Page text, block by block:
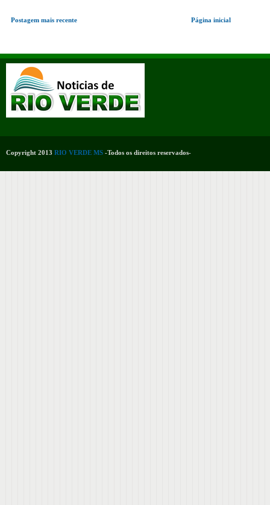
Postagem mais recente Página inicial
Copyright 2013 RIO VERDE MS -Todos os direitos reservados-